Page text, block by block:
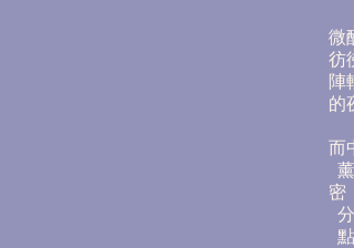
微
彷
陣
的
而
密